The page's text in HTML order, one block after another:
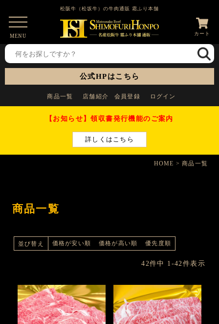
松阪牛（松坂牛）の牛肉通販 霜ふり本舗
カート
MENU
公式HPはこちら
商品一覧 店舗紹介 会員登録 ログイン
【お知らせ】領収書発行機能のご案内
詳しくはこちら
HOME 商品一覧
商品一覧
並び替え 価格が安い順 価格が高い順 優先度順
42件中 1 -42件表示